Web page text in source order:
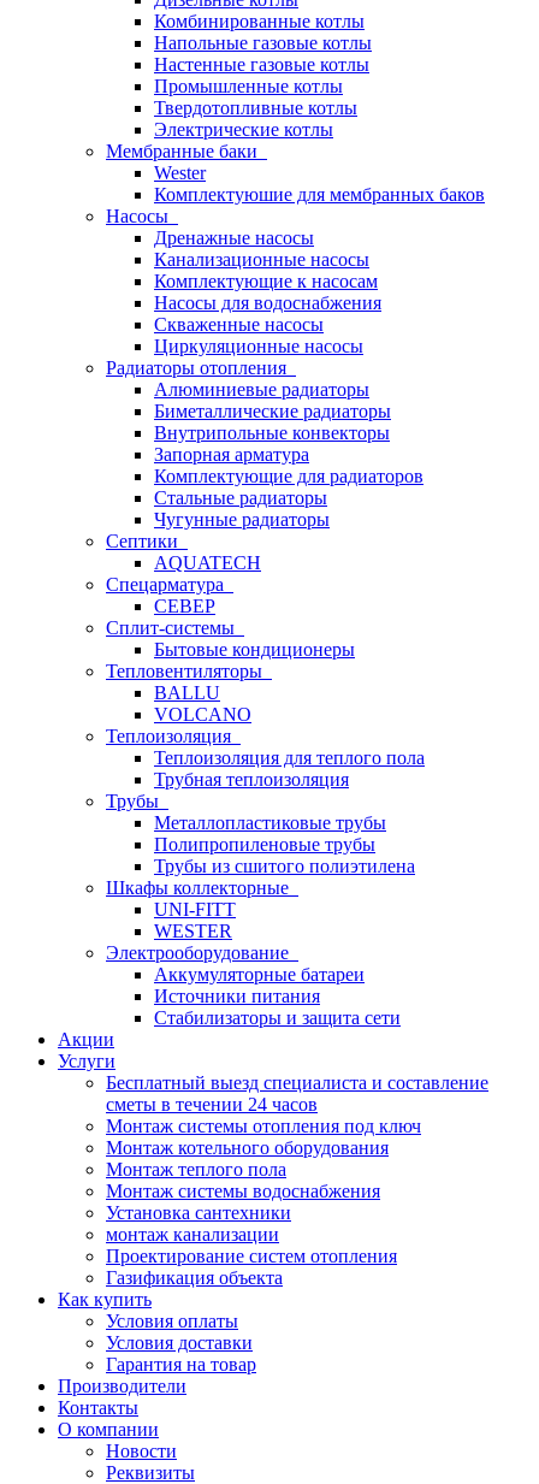
Комбинированные котлы
Напольные газовые котлы
Настенные газовые котлы
Промышленные котлы
Твердотопливные котлы
Электрические котлы
Мембранные баки
Wester
Комплектуюшие для мембранных баков
Насосы
Дренажные насосы
Канализационные насосы
Комплектующие к насосам
Насосы для водоснабжения
Скваженные насосы
Циркуляционные насосы
Радиаторы отопления
Алюминиевые радиаторы
Биметаллические радиаторы
Внутрипольные конвекторы
Запорная арматура
Комплектующие для радиаторов
Стальные радиаторы
Чугунные радиаторы
Септики
AQUATECH
Спецарматура
СЕВЕР
Сплит-системы
Бытовые кондиционеры
Тепловентиляторы
BALLU
VOLCANO
Теплоизоляция
Теплоизоляция для теплого пола
Трубная теплоизоляция
Трубы
Металлопластиковые трубы
Полипропиленовые трубы
Трубы из сшитого полиэтилена
Шкафы коллекторные
UNI-FITT
WESTER
Электрооборудование
Аккумуляторные батареи
Источники питания
Стабилизаторы и защита сети
Акции
Услуги
Бесплатный выезд специалиста и составление
сметы в течении 24 часов
Монтаж системы отопления под ключ
Монтаж котельного оборудования
Монтаж теплого пола
Монтаж системы водоснабжения
Установка сантехники
монтаж канализации
Проектирование систем отопления
Газификация объекта
Как купить
Условия оплаты
Условия доставки
Гарантия на товар
Производители
Контакты
О компании
Новости
Реквизиты